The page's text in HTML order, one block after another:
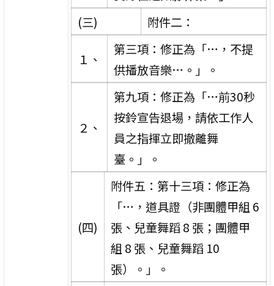
(三)
附件二：
１、
第三項：修正為「…，不提
供播放音樂…。」。
２、
第九項：修正為「…前30秒
按鈴宣告退場，請依工作人
員之指揮立即撤離舞
臺。」。
(四)
附件五：第十三項：修正為
「…，道具證（非團體甲組 6
張、兒童舞蹈 8 張；團體甲
組 8 張、兒童舞蹈 10
張）。」。